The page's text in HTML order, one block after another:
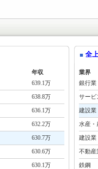
年収
639.1万
638.8万
636.1万
632.2万
630.7万
630.6万
630.1万
全
業界
銀行業
サービ
建設業
水産・
建設業
不動産
鉄鋼